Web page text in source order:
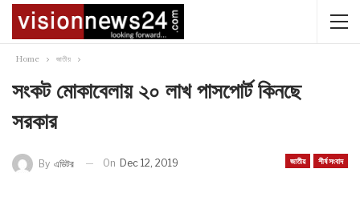
Home জাতীয়
সংকট মোকাবেলায় ২০ লাখ পাসপোর্ট কিনছে
সরকার
জাতীয় শীর্ষ সংবাদ
By এডিটর On Dec 12, 2019